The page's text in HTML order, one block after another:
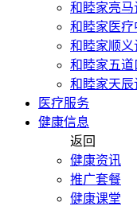
和睦家亮马
和睦家医疗
和睦家顺义
和睦家五道
和睦家天辰
医疗服务
健康信息
返回
健康资讯
推广套餐
健康课堂